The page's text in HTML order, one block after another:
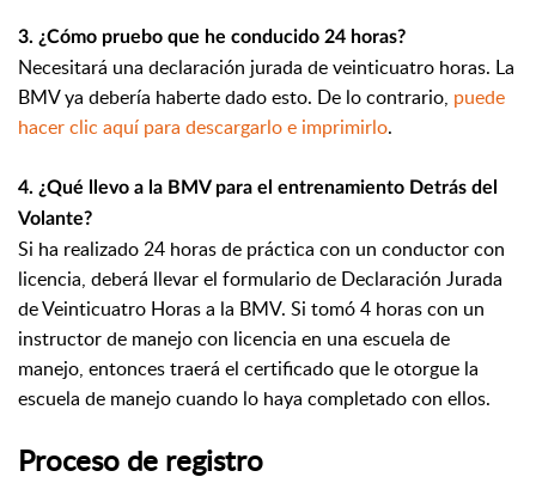
3. ¿Cómo pruebo que he conducido 24 horas?
Necesitará una declaración jurada de veinticuatro horas. La
BMV ya debería haberte dado esto. De lo contrario, puede
hacer clic aquí para descargarlo e imprimirlo.
4. ¿Qué llevo a la BMV para el entrenamiento Detrás del
Volante?
Si ha realizado 24 horas de práctica con un conductor con
licencia, deberá llevar el formulario de Declaración Jurada
de Veinticuatro Horas a la BMV. Si tomó 4 horas con un
instructor de manejo con licencia en una escuela de
manejo, entonces traerá el certificado que le otorgue la
escuela de manejo cuando lo haya completado con ellos.
Proceso de registro